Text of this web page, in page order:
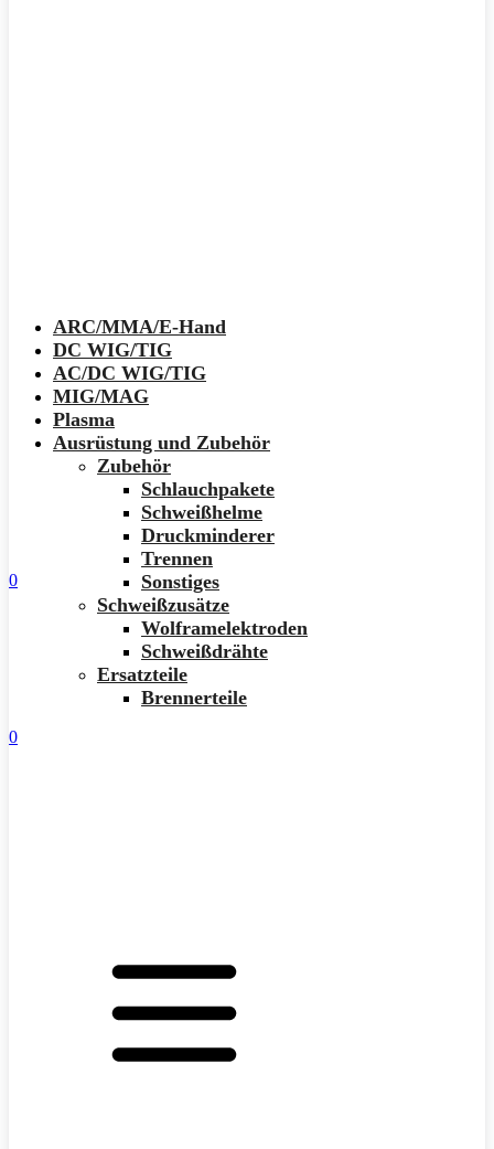
ARC/MMA/E-Hand
DC WIG/TIG
AC/DC WIG/TIG
MIG/MAG
Plasma
Ausrüstung und Zubehör
Zubehör
Schlauchpakete
Schweißhelme
Druckminderer
Trennen
Sonstiges
Schweißzusätze
Wolframelektroden
Schweißdrähte
Ersatzteile
Brennerteile
0
0